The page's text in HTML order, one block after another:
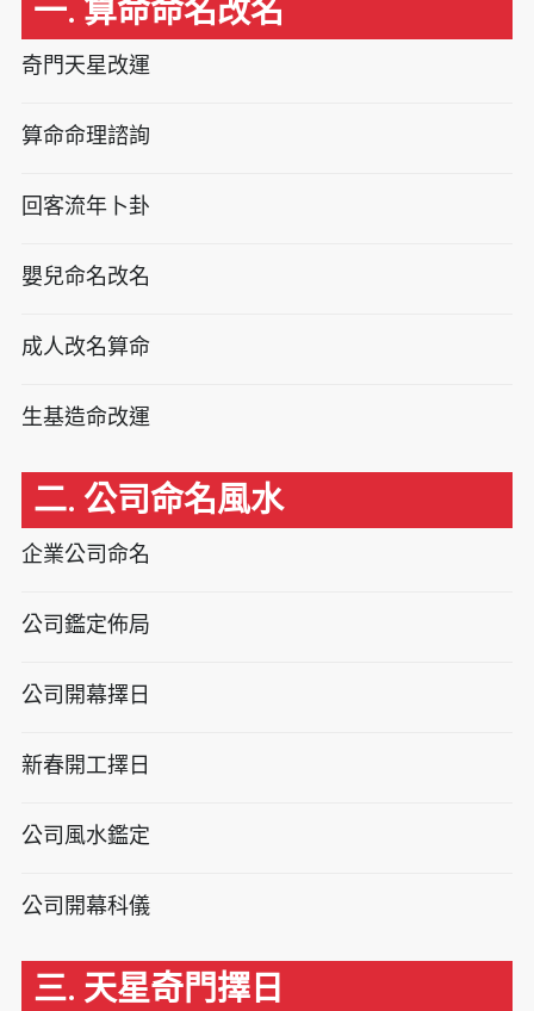
一. 算命命名改名
奇門天星改運
算命命理諮詢
回客流年卜卦
嬰兒命名改名
成人改名算命
生基造命改運
二. 公司命名風水
企業公司命名
公司鑑定佈局
公司開幕擇日
新春開工擇日
公司風水鑑定
公司開幕科儀
三. 天星奇門擇日